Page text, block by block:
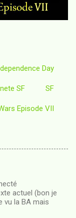
Day
SF SF
Episode VII
actuel (bon je
vu la BA mais